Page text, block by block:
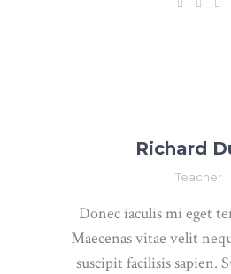
Richard
Teacher
Donec iaculis mi eget
Maecenas vitae velit
suscipit facilisis sapien.